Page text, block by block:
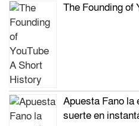
The Founding of
Apuesta Fano la
suerte en